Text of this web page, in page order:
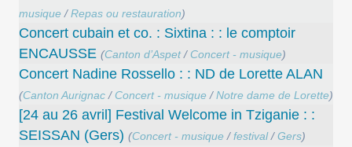
musique/Repas ou restauration)
Concert cubain et co. : Sixtina : : le comptoir
ENCAUSSE (Canton d’Aspet/ Concert - musique)
Concert Nadine Rossello : : ND de Lorette ALAN
(Canton Aurignac/ Concert - musique/Notre dame de Lorette)
[24 au 26 avril] Festival Welcome in Tziganie : :
SEISSAN (Gers) (Concert - musique/festival/Gers)